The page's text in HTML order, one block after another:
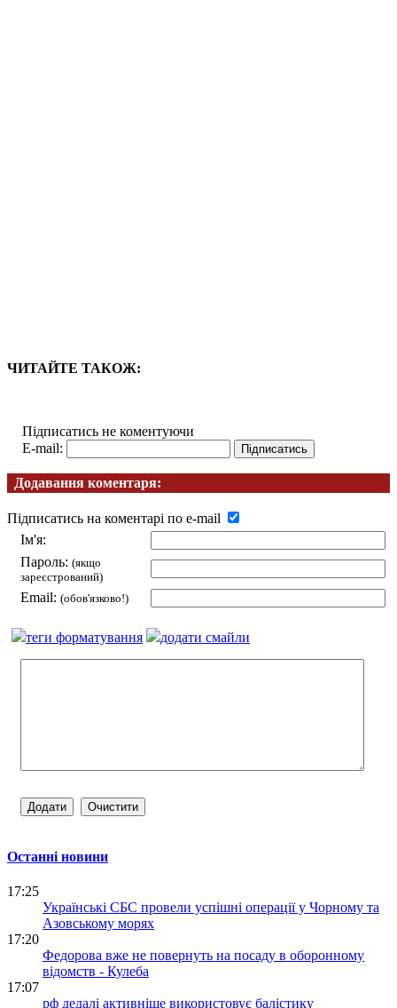
ЧИТАЙТЕ ТАКОЖ:
Підписатись не коментуючи
E-mail:
Додавання коментаря:
Підписатись на коментарі по e-mail
Ім'я:
Пароль: (якщо
зареєстрований)
Email: (обов'язково!)
теги форматування додати смайли
Останні новини
17:25
Українські СБС провели успішні операції у Чорному та
Азовському морях
17:20
Федорова вже не повернуть на посаду в оборонному
відомств - Кулеба
17:07
рф дедалі активніше використовує балістику